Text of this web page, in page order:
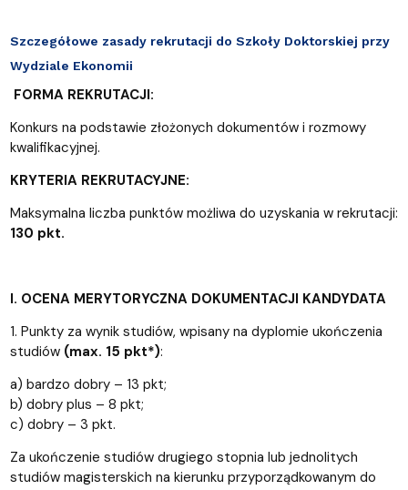
Szczegółowe zasady rekrutacji do Szkoły Doktorskiej przy
Wydziale Ekonomii
FORMA REKRUTACJI:
Konkurs na podstawie złożonych dokumentów i rozmowy
kwalifikacyjnej.
KRYTERIA REKRUTACYJNE:
Maksymalna liczba punktów możliwa do uzyskania w rekrutacji:
130 pkt.
I. OCENA MERYTORYCZNA DOKUMENTACJI KANDYDATA
1. Punkty za wynik studiów, wpisany na dyplomie ukończenia
studiów (max. 15 pkt*):
a) bardzo dobry – 13 pkt;
b) dobry plus – 8 pkt;
c) dobry – 3 pkt.
Za ukończenie studiów drugiego stopnia lub jednolitych
studiów magisterskich na kierunku przyporządkowanym do